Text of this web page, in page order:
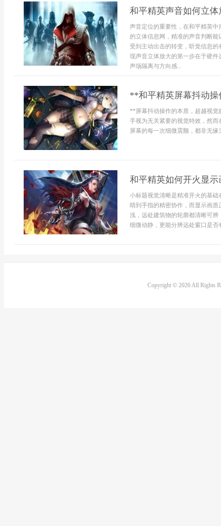
和平精英声音如何立
声音定位的重要性，在和平精英
的立体信息网，精准的声音判断
受到主动出击的转变，听觉信息
现声音立体放大的第一步在于硬
声场隔离与方向感...
**和平精英屏幕抖动
**屏幕抖动操作的本质，超越视
手视为无关紧要的视觉特效，然
屏幕的每一次细微震颤，都非无
和平精英如何开火显
小标题视觉清晰是精准开火的基
睛到手指的精密协作，而显示画
浅，远处建筑物的轮廓都清晰可
细微动静，更能分辨远处窗口是
Copyright © 2026 All Rights